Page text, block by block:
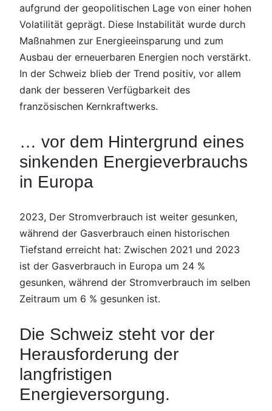
aufgrund der geopolitischen Lage von einer hohen
Volatilität geprägt. Diese Instabilität wurde durch
Maßnahmen zur Energieeinsparung und zum
Ausbau der erneuerbaren Energien noch verstärkt.
In der Schweiz blieb der Trend positiv, vor allem
dank der besseren Verfügbarkeit des
französischen Kernkraftwerks.
… vor dem Hintergrund eines
sinkenden Energieverbrauchs
in Europa
2023, Der Stromverbrauch ist weiter gesunken,
während der Gasverbrauch einen historischen
Tiefstand erreicht hat: Zwischen 2021 und 2023
ist der Gasverbrauch in Europa um 24 %
gesunken, während der Stromverbrauch im selben
Zeitraum um 6 % gesunken ist.
Die Schweiz steht vor der
Herausforderung der
langfristigen
Energieversorgung.